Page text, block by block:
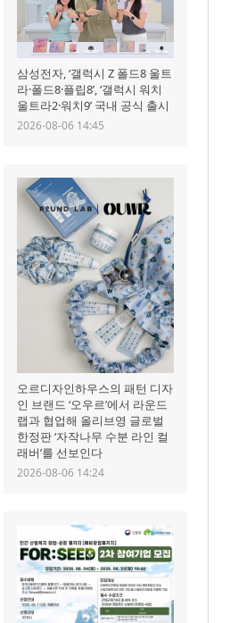
삼성전자, ‘갤럭시 Z 폴드8 울트
라·폴드8·플립8’, ‘갤럭시 워치
울트라2·워치9’ 국내 공식 출시
2026-08-06 14:45
오르디자인하우스의 패턴 디자
인 브랜드 ‘오우르’에서 라운드
랩과 협업해 올리브영 글로벌
한정판 ‘자작나무 수분 라인 컬
래버’를 선보인다
2026-08-06 14:24